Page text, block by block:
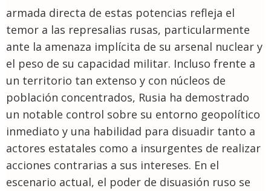
armada directa de estas potencias refleja el
temor a las represalias rusas, particularmente
ante la amenaza implícita de su arsenal nuclear y
el peso de su capacidad militar. Incluso frente a
un territorio tan extenso y con núcleos de
población concentrados, Rusia ha demostrado
un notable control sobre su entorno geopolítico
inmediato y una habilidad para disuadir tanto a
actores estatales como a insurgentes de realizar
acciones contrarias a sus intereses. En el
escenario actual, el poder de disuasión ruso se